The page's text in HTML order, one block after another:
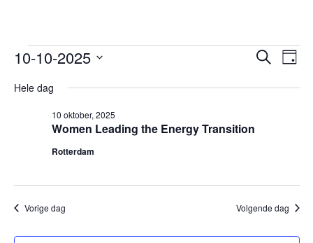
Evenementen
in
oktober,
2025
Zoeken
Dag
10-10-2025
een
datum.
Hele dag
Women Leading the Energy Transition
10 oktober, 2025
Rotterdam
Vorige dag Volgende dag